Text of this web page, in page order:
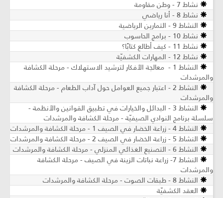
نشاط 7 - وطن مقاومة
نشاط 8 - أنا رياضي
النشاط 9 - التمارين الرياضية
نشاط 10 - برامج الحاسوب
نشاط 11 - كيف أطالع كتابًا؟
نشاط 12 - المهارات الكشفيّة
النشاط 1 - معالجة الأفكار لترشيد الاستهلاك - مرحلة الكشافة
والمرشدات
النشاط 2 - اعتبار جميع العوامل حول آداب الطعام - مرحلة الكشافة
والمرشدات
النشاط 3 - البدائل والخيارات في تطبيق القوانين والأنظمة -
سلسلة برنامج النوادي الصيفيّة - مرحلة الكشافة والمرشدات
النشاط 4 - زراعة الخضار في الصيف 1 - مرحلة الكشافة والمرشدات
النشاط 5 - زراعة الخضار في الصيف 2 - مرحلة الكشافة والمرشدات
النشاط 6 - التصنيع الغذائي المنزلي - مرحلة الكشافة والمرشدات
النشاط 7- زراعة نباتات الزينة في الصيف ​- مرحلة الكشافة
والمرشدات
النشاط 8 - طبقات الصوت - مرحلة الكشافة والمرشدات
العقد الكشفيّة